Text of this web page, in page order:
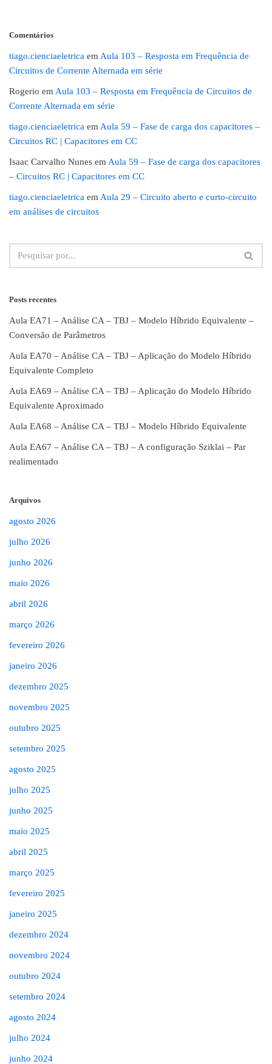
Comentários
tiago.cienciaeletrica em Aula 103 – Resposta em Frequência de
Circuitos de Corrente Alternada em série
Rogerio em Aula 103 – Resposta em Frequência de Circuitos de
Corrente Alternada em série
tiago.cienciaeletrica em Aula 59 – Fase de carga dos capacitores –
Circuitos RC | Capacitores em CC
Isaac Carvalho Nunes em Aula 59 – Fase de carga dos capacitores
– Circuitos RC | Capacitores em CC
tiago.cienciaeletrica em Aula 29 – Circuito aberto e curto-circuito
em análises de circuitos
Posts recentes
Aula EA71 – Análise CA – TBJ – Modelo Híbrido Equivalente –
Conversão de Parâmetros
Aula EA70 – Análise CA – TBJ – Aplicação do Modelo Híbrido
Equivalente Completo
Aula EA69 – Análise CA – TBJ – Aplicação do Modelo Híbrido
Equivalente Aproximado
Aula EA68 – Análise CA – TBJ – Modelo Híbrido Equivalente
Aula EA67 – Análise CA – TBJ – A configuração Sziklai – Par
realimentado
Arquivos
agosto 2026
julho 2026
junho 2026
maio 2026
abril 2026
março 2026
fevereiro 2026
janeiro 2026
dezembro 2025
novembro 2025
outubro 2025
setembro 2025
agosto 2025
julho 2025
junho 2025
maio 2025
abril 2025
março 2025
fevereiro 2025
janeiro 2025
dezembro 2024
novembro 2024
outubro 2024
setembro 2024
agosto 2024
julho 2024
junho 2024